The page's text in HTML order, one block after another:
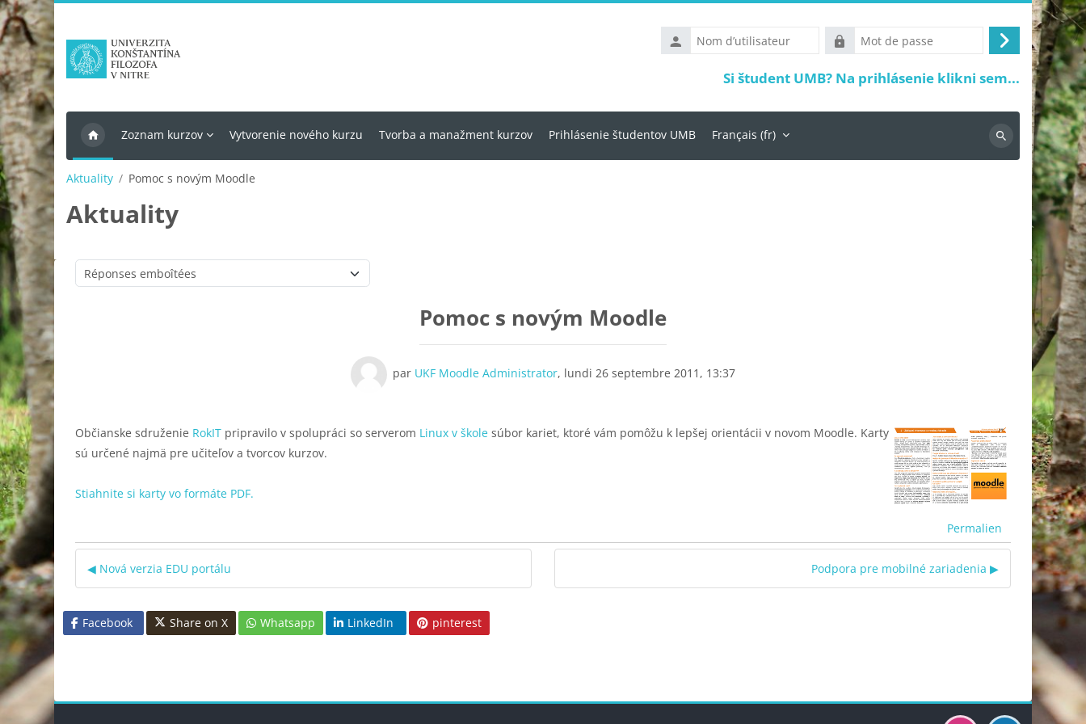
Passer au contenu principal
Nom
d’utilisateur
Mot
de
passe
Connexion
Si študent UMB? Na prihlásenie klikni sem...
Zoznam kurzov Vytvorenie nového kurzu Tvorba a manažment kurzov Prihlásenie študentov UMB Français ‎(fr)‎
Recherche
Aktuality Pomoc s novým Moodle
Aktuality
Type d’affichage
Pomoc s novým Moodle
Občianske sdruženie RokIT pripravilo v spolupráci so serverom Linux v školesúbor kariet, ktoré vám pomôžu k lepšej orientácii v novom Moodle. Karty
sú určené najmä pre učiteľov a tvorcov kurzov.
Stiahnite si karty vo formáte PDF.
Permalien
par UKF Moodle Administrator, lundi 26 septembre 2011, 13:37
Nombre de réponses : 0
◀︎ Nová verzia EDU portálu Podpora pre mobilné zariadenia ▶︎
Facebook Share on X Whatsapp LinkedIn pinterest